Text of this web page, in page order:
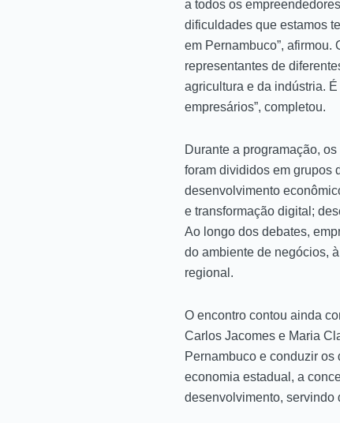
a todos os
dificuldades que estamos
em Pernambuco”,
representantes de
agricultura e da indústria.
empresários”, completou.
Durante a programação,
foram divididos em grupos
desenvolvimento
e transformação digital;
Ao longo dos debates,
do ambiente de negócios,
regional.
O encontro contou ainda
Carlos Jacomes e Maria
Pernambuco e conduzir
economia estadual, a
desenvolvimento, servindo